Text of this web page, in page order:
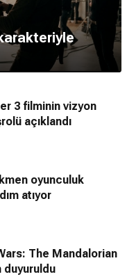
3 filminin vizyon
açıklandı
oyunculuk
atıyor
The Mandalorian
duyuruldu